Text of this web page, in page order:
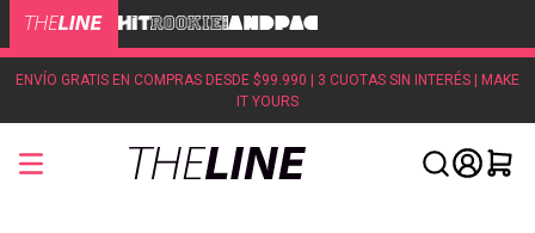
ENVÍO GRATIS EN COMPRAS DESDE $99.990 | 3 CUOTAS SIN INTERÉS | MAKE
IT YOURS